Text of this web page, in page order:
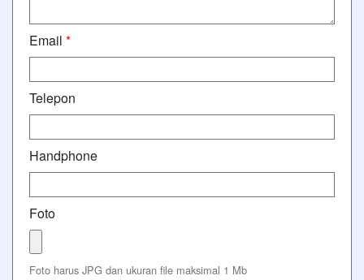
Email *
Telepon
Handphone
Foto
Foto harus JPG dan ukuran file maksimal 1 Mb